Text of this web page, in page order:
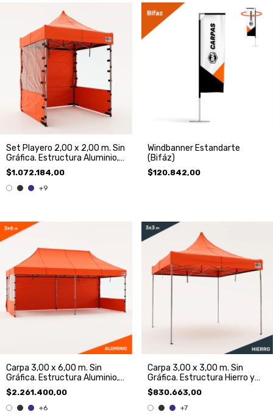
Set Playero 2,00 x 2,00 m. Sin
Gráfica. Estructura Aluminio,
Techo y 3 paredes
$1.072.184,00
+9
Windbanner Estandarte
(Bifáz)
$120.842,00
Carpa 3,00 x 6,00 m. Sin
Gráfica. Estructura Aluminio,
Techo y 3 Paredes
$2.261.400,00
+6
Carpa 3,00 x 3,00 m. Sin
Gráfica. Estructura Hierro y
Techo
$830.663,00
+7